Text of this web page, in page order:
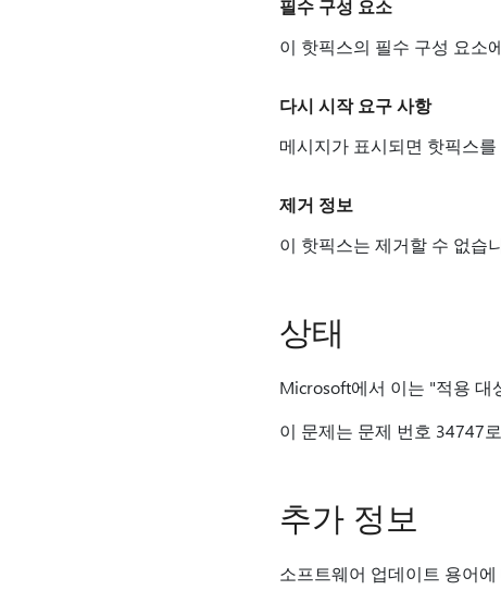
필수 구성 요소
이 핫픽스의 필수 구성 요소
다시 시작 요구 사항
메시지가 표시되면 핫픽스
제거 정보
이 핫픽스는 제거할 수 없습
상태
Microsoft에서 이는 "적용 대
이 문제는 문제 번호 34747
추가 정보
소프트웨어 업데이트 용어